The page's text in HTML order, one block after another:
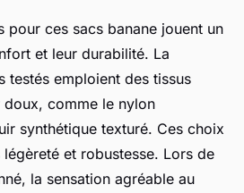
pour ces sacs banane jouent un
et leur durabilité. La
testés emploient des tissus
doux, comme le nylon
synthétique texturé. Ces choix
et robustesse. Lors de
la sensation agréable au